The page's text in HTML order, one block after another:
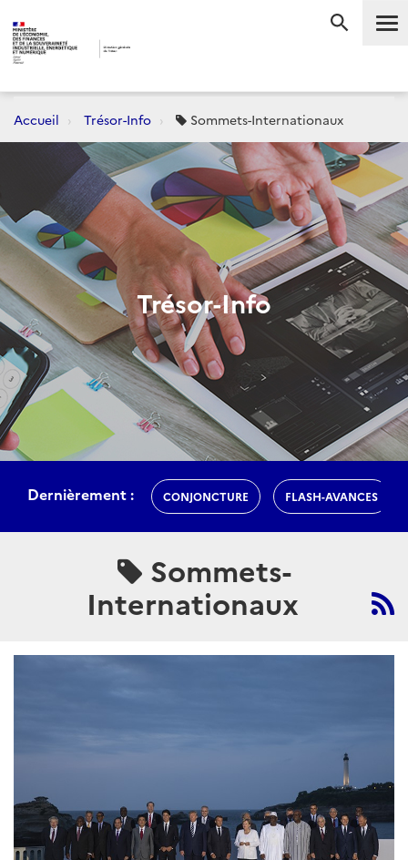
Accueil Trésor-Info Sommets-Internationaux
Trésor-Info
Dernièrement : CONJONCTURE FLASH-AVANCES
Sommets-
Internationaux